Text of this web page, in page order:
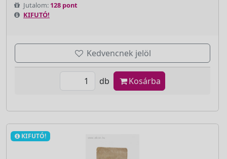
Jutalom: 128 pont
KIFUTÓ!
Kedvencnek jelöl
db Kosárba
KIFUTÓ!